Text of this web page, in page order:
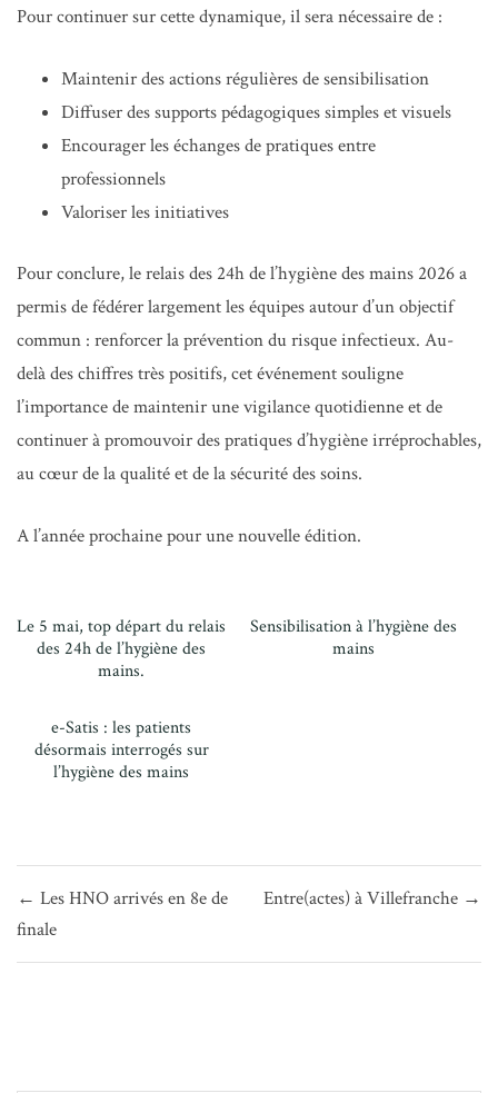
Pour continuer sur cette dynamique, il sera nécessaire de :
Maintenir des actions régulières de sensibilisation
Diffuser des supports pédagogiques simples et visuels
Encourager les échanges de pratiques entre
professionnels
Valoriser les initiatives
Pour conclure, le relais des 24h de l’hygiène des mains 2026 a
permis de fédérer largement les équipes autour d’un objectif
commun : renforcer la prévention du risque infectieux. Au-
delà des chiffres très positifs, cet événement souligne
l’importance de maintenir une vigilance quotidienne et de
continuer à promouvoir des pratiques d’hygiène irréprochables,
au cœur de la qualité et de la sécurité des soins.
A l’année prochaine pour une nouvelle édition.
Le 5 mai, top départ du relais
des 24h de l’hygiène des
mains.
Sensibilisation à l’hygiène des
mains
e-Satis : les patients
désormais interrogés sur
l’hygiène des mains
de
l’article
← Les HNO arrivés en 8e de
finale
Entre(actes) à Villefranche →